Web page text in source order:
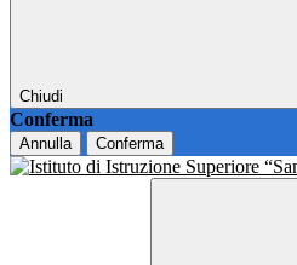
Chiudi
Conferma
Annulla Conferma